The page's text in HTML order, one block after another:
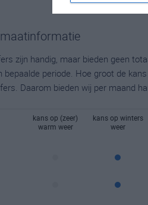
zijn handig, maar bieden geen
bepaalde periode. Hoe groot de
Daarom bieden wij per maand
kans op (zeer)
warm weer
kans op winters
weer